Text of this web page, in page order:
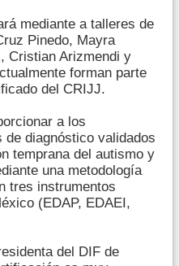
mediante a talleres de
Pinedo, Mayra
Cristian Arizmendi y
forman parte
del CRIJJ.
a los
diagnóstico validados
temprana del autismo y
una metodología
tres instrumentos
(EDAP, EDAEI,
del DIF de